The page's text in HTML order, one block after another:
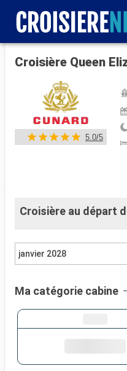
Voir les 72 autres photos
5.0/5
Croisière au départ
janvier 2028
Ma catégorie cabine